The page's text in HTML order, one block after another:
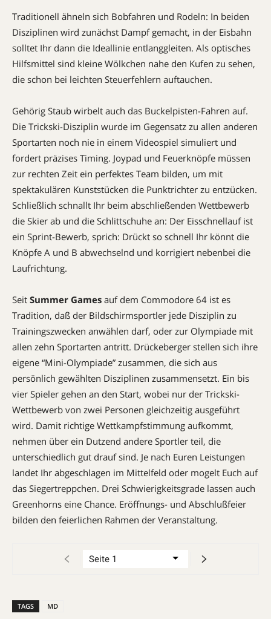
Traditionell ähneln sich Bobfahren und Rodeln: In beiden
Disziplinen wird zunächst Dampf gemacht, in der Eisbahn
solltet Ihr dann die Ideallinie entlanggleiten. Als optisches
Hilfsmittel sind kleine Wölkchen nahe den Kufen zu sehen,
die schon bei leichten Steuerfehlern auftauchen.
Gehörig Staub wirbelt auch das Buckelpisten-Fahren auf.
Die Trickski-Disziplin wurde im Gegensatz zu allen anderen
Sportarten noch nie in einem Videospiel simuliert und
fordert präzises Timing. Joypad und Feuerknöpfe müssen
zur rechten Zeit ein perfektes Team bilden, um mit
spektakulären Kunststücken die Punktrichter zu entzücken.
Schließlich schnallt Ihr beim abschließenden Wettbewerb
die Skier ab und die Schlittschuhe an: Der Eisschnellauf ist
ein Sprint-Bewerb, sprich: Drückt so schnell Ihr könnt die
Knöpfe A und B abwechselnd und korrigiert nebenbei die
Laufrichtung.
Seit Summer Games auf dem Commodore 64 ist es
Tradition, daß der Bildschirmsportler jede Disziplin zu
Trainingszwecken anwählen darf, oder zur Olympiade mit
allen zehn Sportarten antritt. Drückeberger stellen sich ihre
eigene “Mini-Olympiade” zusammen, die sich aus
persönlich gewählten Disziplinen zusammensetzt. Ein bis
vier Spieler gehen an den Start, wobei nur der Trickski-
Wettbewerb von zwei Personen gleichzeitig ausgeführt
wird. Damit richtige Wettkampfstimmung aufkommt,
nehmen über ein Dutzend andere Sportler teil, die
unterschiedlich gut drauf sind. Je nach Euren Leistungen
landet Ihr abgeschlagen im Mittelfeld oder mogelt Euch auf
das Siegertreppchen. Drei Schwierigkeitsgrade lassen auch
Greenhorns eine Chance. Eröffnungs- und Abschlußfeier
bilden den feierlichen Rahmen der Veranstaltung.
TAGS MD